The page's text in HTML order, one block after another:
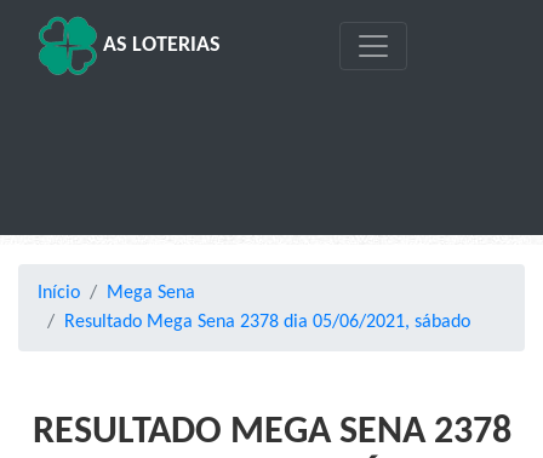
AS LOTERIAS
Início
Mega Sena
Resultado Mega Sena 2378 dia 05/06/2021, sábado
RESULTADO MEGA SENA 2378